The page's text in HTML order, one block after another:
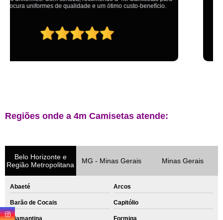
Regiões onde a 4m Camisetas atende:
Belo Horizonte e
Região Metropolitana
MG - Minas Gerais Minas Gerais
Abaeté Arcos
Barão de Cocais Capitólio
Diamantina Formiga